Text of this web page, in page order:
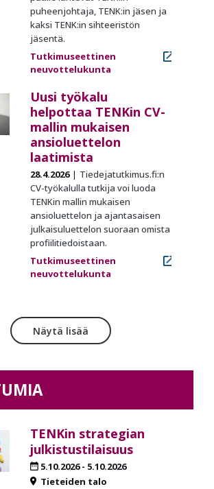
puheenjohtaja, TENK:in jäsen ja
kaksi TENK:in sihteeristön
jäsentä.
Tutkimuseettinen
neuvottelukunta
Uusi työkalu
helpottaa TENKin CV-
mallin mukaisen
ansioluettelon
laatimista
28.4.2026
Tiedejatutkimus.fi:n
CV-työkalulla tutkija voi luoda
TENKin mallin mukaisen
ansioluettelon ja ajantasaisen
julkaisuluettelon suoraan omista
profiilitiedoistaan.
Tutkimuseettinen
neuvottelukunta
Näytä lisää
TENKin strategian
julkistustilaisuus
5.10.2026- 5.10.2026
Tieteiden talo